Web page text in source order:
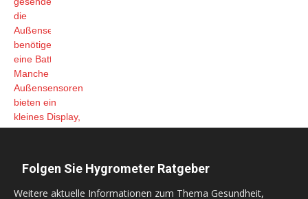
Folgen Sie Hygrometer Ratgeber
Weitere aktuelle Informationen zum Thema Gesundheit,